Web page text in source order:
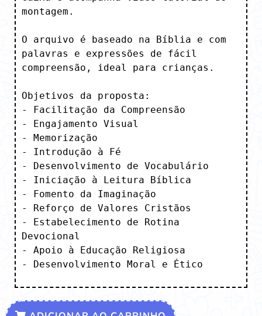
montagem.
O arquivo é baseado na Bíblia e com
palavras e expressões de fácil
compreensão, ideal para crianças.
Objetivos da proposta:
- Facilitação da Compreensão
- Engajamento Visual
- Memorização
- Introdução à Fé
- Desenvolvimento de Vocabulário
- Iniciação à Leitura Bíblica
- Fomento da Imaginação
- Reforço de Valores Cristãos
- Estabelecimento de Rotina
Devocional
- Apoio à Educação Religiosa
- Desenvolvimento Moral e Ético